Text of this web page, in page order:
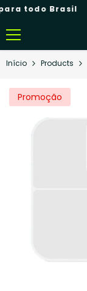
Pular Para O Conteúdo
Brasil
Início Products
Promoção